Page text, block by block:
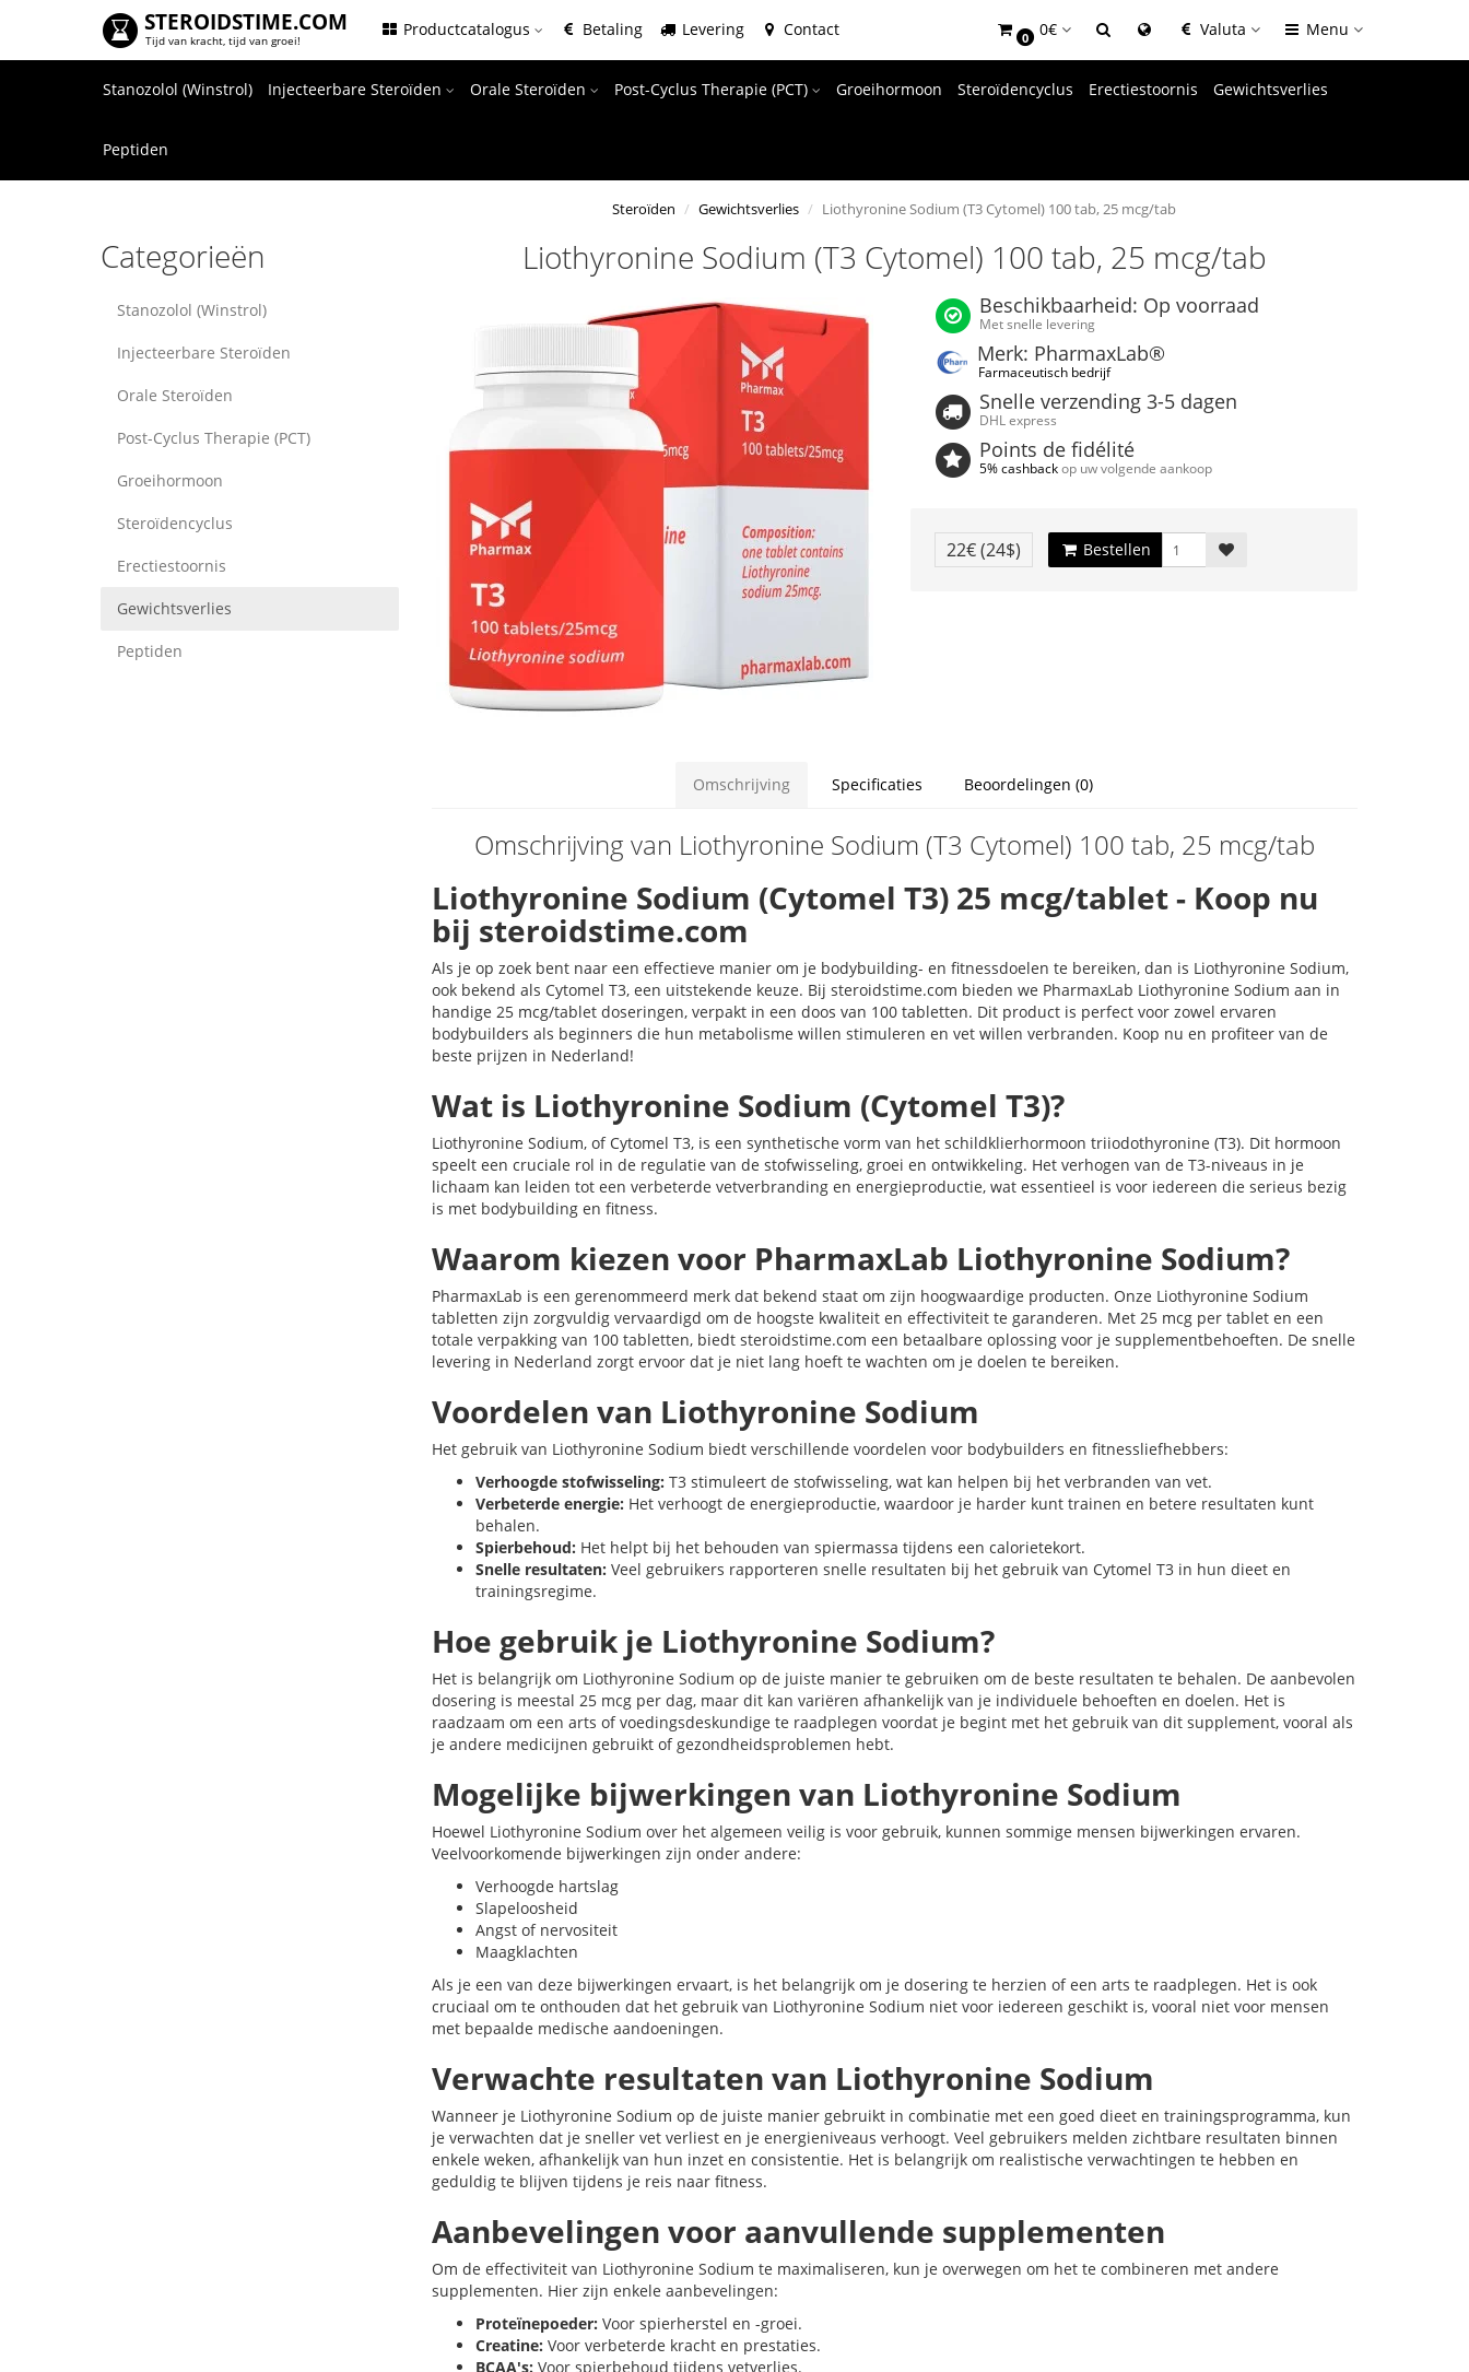
STEROIDSTIME.COM
Tijd van kracht, tijd van groei!
Productcatalogus Betaling Levering Contact 0 0€ Valuta Menu
Stanozolol (Winstrol) Injecteerbare Steroïden Orale Steroïden Post-Cyclus Therapie (PCT) Groeihormoon Steroïdencyclus Erectiestoornis Gewichtsverlies
Peptiden
Categorieën
Stanozolol (Winstrol)
Injecteerbare Steroïden
Orale Steroïden
Post-Cyclus Therapie (PCT)
Groeihormoon
Steroïdencyclus
Erectiestoornis
Gewichtsverlies
Peptiden
Steroïden Gewichtsverlies Liothyronine Sodium (T3 Cytomel) 100 tab, 25 mcg/tab
Liothyronine Sodium (T3 Cytomel) 100 tab, 25 mcg/tab
Beschikbaarheid: Op voorraad
Met snelle levering
Merk: PharmaxLab®
Farmaceutisch bedrijf
Snelle verzending 3-5 dagen
DHL express
Points de fidélité
5% cashbackop uw volgende aankoop
22€(24$) Bestellen
Omschrijving Specificaties Beoordelingen (0)
Omschrijving van Liothyronine Sodium (T3 Cytomel) 100 tab, 25 mcg/tab
Liothyronine Sodium (Cytomel T3) 25 mcg/tablet - Koop nu
bij steroidstime.com
Als je op zoek bent naar een effectieve manier om je bodybuilding- en fitnessdoelen te bereiken, dan is Liothyronine Sodium,
ook bekend als Cytomel T3, een uitstekende keuze. Bij steroidstime.com bieden we PharmaxLab Liothyronine Sodium aan in
handige 25 mcg/tablet doseringen, verpakt in een doos van 100 tabletten. Dit product is perfect voor zowel ervaren
bodybuilders als beginners die hun metabolisme willen stimuleren en vet willen verbranden. Koop nu en profiteer van de
beste prijzen in Nederland!
Wat is Liothyronine Sodium (Cytomel T3)?
Liothyronine Sodium, of Cytomel T3, is een synthetische vorm van het schildklierhormoon triiodothyronine (T3). Dit hormoon
speelt een cruciale rol in de regulatie van de stofwisseling, groei en ontwikkeling. Het verhogen van de T3-niveaus in je
lichaam kan leiden tot een verbeterde vetverbranding en energieproductie, wat essentieel is voor iedereen die serieus bezig
is met bodybuilding en fitness.
Waarom kiezen voor PharmaxLab Liothyronine Sodium?
PharmaxLab is een gerenommeerd merk dat bekend staat om zijn hoogwaardige producten. Onze Liothyronine Sodium
tabletten zijn zorgvuldig vervaardigd om de hoogste kwaliteit en effectiviteit te garanderen. Met 25 mcg per tablet en een
totale verpakking van 100 tabletten, biedt steroidstime.com een betaalbare oplossing voor je supplementbehoeften. De snelle
levering in Nederland zorgt ervoor dat je niet lang hoeft te wachten om je doelen te bereiken.
Voordelen van Liothyronine Sodium
Het gebruik van Liothyronine Sodium biedt verschillende voordelen voor bodybuilders en fitnessliefhebbers:
Verhoogde stofwisseling: T3 stimuleert de stofwisseling, wat kan helpen bij het verbranden van vet.
Verbeterde energie: Het verhoogt de energieproductie, waardoor je harder kunt trainen en betere resultaten kunt
behalen.
Spierbehoud: Het helpt bij het behouden van spiermassa tijdens een calorietekort.
Snelle resultaten: Veel gebruikers rapporteren snelle resultaten bij het gebruik van Cytomel T3 in hun dieet en
trainingsregime.
Hoe gebruik je Liothyronine Sodium?
Het is belangrijk om Liothyronine Sodium op de juiste manier te gebruiken om de beste resultaten te behalen. De aanbevolen
dosering is meestal 25 mcg per dag, maar dit kan variëren afhankelijk van je individuele behoeften en doelen. Het is
raadzaam om een arts of voedingsdeskundige te raadplegen voordat je begint met het gebruik van dit supplement, vooral als
je andere medicijnen gebruikt of gezondheidsproblemen hebt.
Mogelijke bijwerkingen van Liothyronine Sodium
Hoewel Liothyronine Sodium over het algemeen veilig is voor gebruik, kunnen sommige mensen bijwerkingen ervaren.
Veelvoorkomende bijwerkingen zijn onder andere:
Verhoogde hartslag
Slapeloosheid
Angst of nervositeit
Maagklachten
Als je een van deze bijwerkingen ervaart, is het belangrijk om je dosering te herzien of een arts te raadplegen. Het is ook
cruciaal om te onthouden dat het gebruik van Liothyronine Sodium niet voor iedereen geschikt is, vooral niet voor mensen
met bepaalde medische aandoeningen.
Verwachte resultaten van Liothyronine Sodium
Wanneer je Liothyronine Sodium op de juiste manier gebruikt in combinatie met een goed dieet en trainingsprogramma, kun
je verwachten dat je sneller vet verliest en je energieniveaus verhoogt. Veel gebruikers melden zichtbare resultaten binnen
enkele weken, afhankelijk van hun inzet en consistentie. Het is belangrijk om realistische verwachtingen te hebben en
geduldig te blijven tijdens je reis naar fitness.
Aanbevelingen voor aanvullende supplementen
Om de effectiviteit van Liothyronine Sodium te maximaliseren, kun je overwegen om het te combineren met andere
supplementen. Hier zijn enkele aanbevelingen:
Proteïnepoeder: Voor spierherstel en -groei.
Creatine: Voor verbeterde kracht en prestaties.
BCAA's: Voor spierbehoud tijdens vetverlies.